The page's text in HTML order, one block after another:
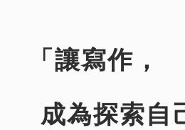
「讓寫作，
成為探索自